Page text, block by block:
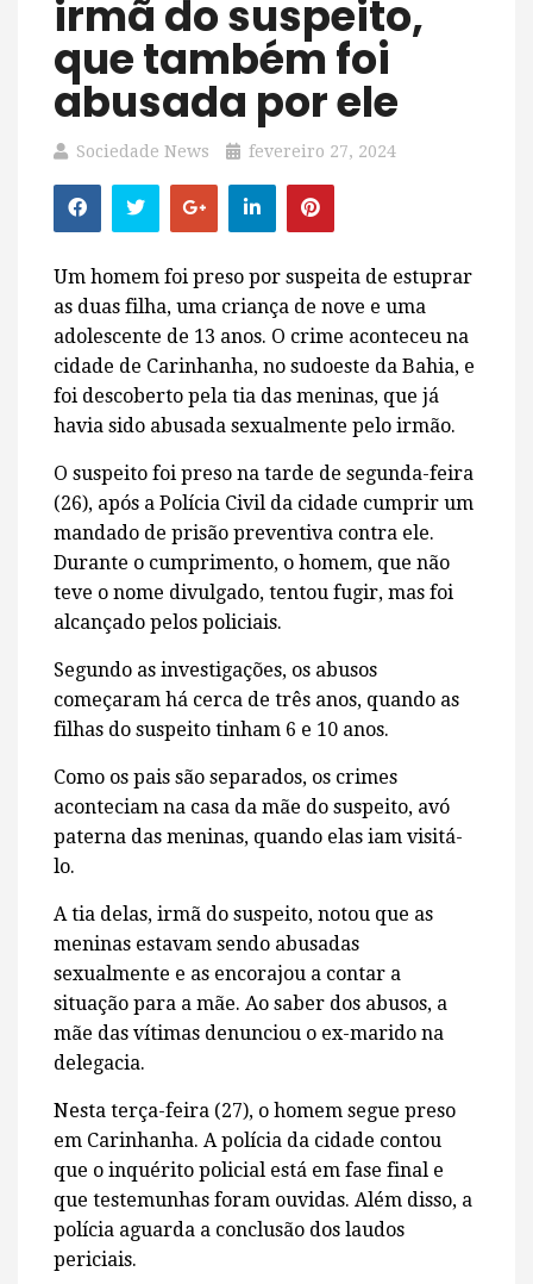
irmã do suspeito,
que também foi
abusada por ele
Sociedade News fevereiro 27, 2024
Um homem foi preso por suspeita de estuprar
as duas filha, uma criança de nove e uma
adolescente de 13 anos. O crime aconteceu na
cidade de Carinhanha, no sudoeste da Bahia, e
foi descoberto pela tia das meninas, que já
havia sido abusada sexualmente pelo irmão.
O suspeito foi preso na tarde de segunda-feira
(26), após a Polícia Civil da cidade cumprir um
mandado de prisão preventiva contra ele.
Durante o cumprimento, o homem, que não
teve o nome divulgado, tentou fugir, mas foi
alcançado pelos policiais.
Segundo as investigações, os abusos
começaram há cerca de três anos, quando as
filhas do suspeito tinham 6 e 10 anos.
Como os pais são separados, os crimes
aconteciam na casa da mãe do suspeito, avó
paterna das meninas, quando elas iam visitá-
lo.
A tia delas, irmã do suspeito, notou que as
meninas estavam sendo abusadas
sexualmente e as encorajou a contar a
situação para a mãe. Ao saber dos abusos, a
mãe das vítimas denunciou o ex-marido na
delegacia.
Nesta terça-feira (27), o homem segue preso
em Carinhanha. A polícia da cidade contou
que o inquérito policial está em fase final e
que testemunhas foram ouvidas. Além disso, a
polícia aguarda a conclusão dos laudos
periciais.